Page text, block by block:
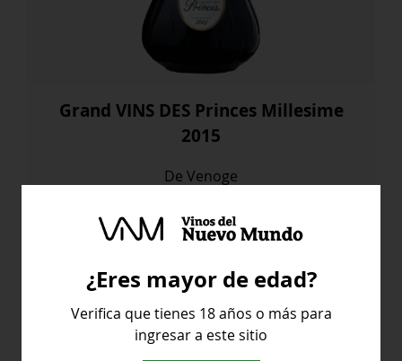
Grand VINS DES Princes Millesime
2015
De Venoge
115,50
VINS
Princes
Millesime
Comprar
¿Eres mayor de edad?
Verifica que tienes 18 años o más para
ingresar a este sitio